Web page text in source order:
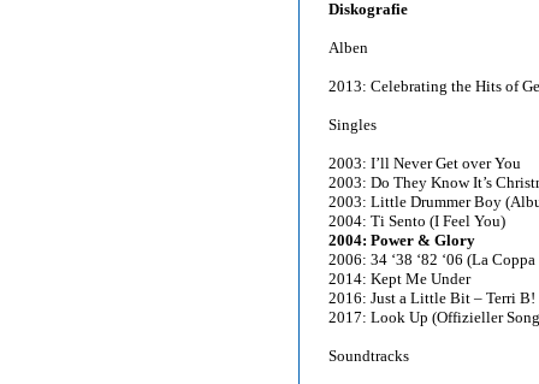
Diskografie
Alben
2013: Celebrating the Hits of
Singles
2003: I’ll Never Get over You
2003: Do They Know It’s
2003: Little Drummer Boy
2004: Ti Sento (I Feel You)
2004: Power & Glory
2006: 34 ‘38 ‘82 ‘06 (La
2014: Kept Me Under
2016: Just a Little Bit – Terri
2017: Look Up (Offizieller
Soundtracks